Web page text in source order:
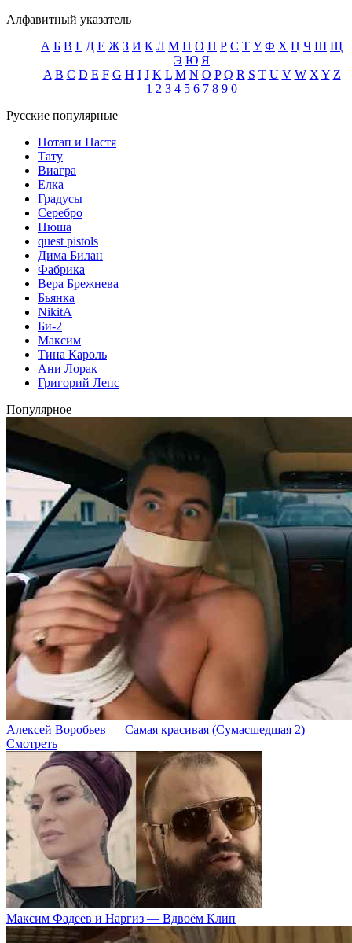
Алфавитный указатель
А Б В Г Д Е Ж З И К Л М Н О П Р С Т У Ф Х Ц Ч Ш Щ
Э Ю Я
A B C D E F G H I J K L M N O P Q R S T U V W X Y Z
1 2 3 4 5 6 7 8 9 0
Русские популярные
Потап и Настя
Тату
Виагра
Елка
Градусы
Серебро
Нюша
quest pistols
Дима Билан
Фабрика
Вера Брежнева
Бьянка
NikitA
Би-2
Максим
Тина Кароль
Ани Лорак
Григорий Лепс
Популярное
Алексей Воробьев — Самая красивая (Сумасшедшая 2)
Смотреть
Максим Фадеев и Наргиз — Вдвоём Клип